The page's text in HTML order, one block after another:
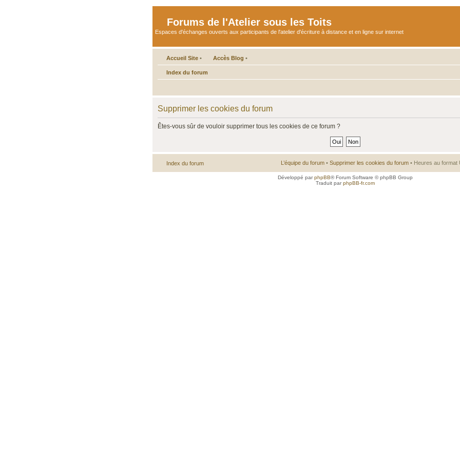
Forums de l'Atelier sous les Toits
Espaces d'échanges ouverts aux participants de l'atelier d'écriture à distance et en ligne sur internet
Accueil Site • Accès Blog •
Index du forum
Supprimer les cookies du forum
Êtes-vous sûr de vouloir supprimer tous les cookies de ce forum ?
Index du forum L’équipe du forum • Supprimer les cookies du forum • Heures au format
Développé parphpBB® Forum Software © phpBB Group
Traduit parphpBB-fr.com